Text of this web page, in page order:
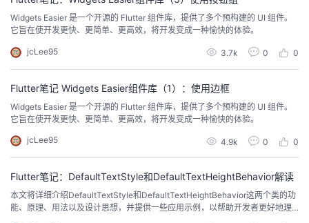
Widgets Easier 是一个开源的 Flutter 组件库，提供了多个预构建的 UI 组件。
它旨在使开发更快、更简单、更高效，将开发变成一种愉快的体验。
jcLee95 3.7k 0 0
Flutter笔记 Widgets Easier组件库（1）：使用边框
Widgets Easier 是一个开源的 Flutter 组件库，提供了多个预构建的 UI 组件。
它旨在使开发更快、更简单、更高效，将开发变成一种愉快的体验。
jcLee95 4.9k 0 0
Flutter笔记：DefaultTextStyle和DefaultTextHeightBehavior解读
本文将详细介绍DefaultTextStyle和DefaultTextHeightBehavior这两个类的功
能、原理、用法以及设计思想，并提供一些应用示例，以帮助开发者更好地理